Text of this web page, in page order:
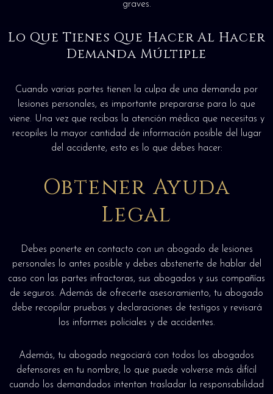
graves.
Lo Que Tienes Que Hacer Al Hacer
Demanda Múltiple
Cuando varias partes tienen la culpa de una demanda por
lesiones personales, es importante prepararse para lo que
viene. Una vez que recibas la atención médica que necesitas y
recopiles la mayor cantidad de información posible del lugar
del accidente, esto es lo que debes hacer:
Obtener Ayuda
Legal
Debes ponerte en contacto con un abogado de lesiones
personales lo antes posible y debes abstenerte de hablar del
caso con las partes infractoras, sus abogados y sus compañías
de seguros. Además de ofrecerte asesoramiento, tu abogado
debe recopilar pruebas y declaraciones de testigos y revisará
los informes policiales y de accidentes.
Además, tu abogado negociará con todos los abogados
defensores en tu nombre, lo que puede volverse más difícil
cuando los demandados intentan trasladar la responsabilidad